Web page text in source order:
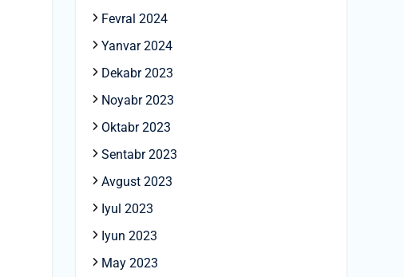
Fevral 2024
Yanvar 2024
Dekabr 2023
Noyabr 2023
Oktabr 2023
Sentabr 2023
Avgust 2023
Iyul 2023
Iyun 2023
May 2023